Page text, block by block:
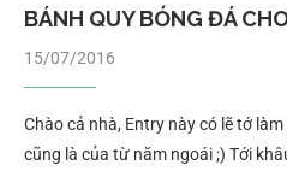
BÁNH QUY BÓNG ĐÁ
15/07/2016
Chào cả nhà, Entry này có lẽ tớ
cũng là của từ năm ngoái ;) Tới